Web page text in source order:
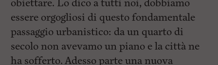
obiettare. Lo dico a tutti noi, dobbiamo
essere orgogliosi di questo fondamentale
passaggio urbanistico: da un quarto di
secolo non avevamo un piano e la città ne
ha sofferto. Adesso parte una nuova